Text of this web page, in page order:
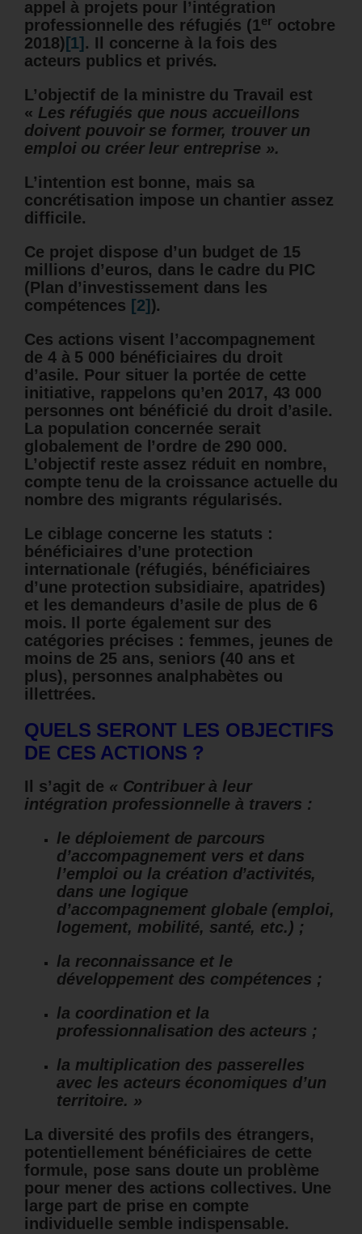
appel à projets pour l’intégration
professionnelle des réfugiés (1eroctobre
2018) [1] . Il concerne à la fois des
acteurs publics et privés.
L’objectif de la ministre du Travail est
« Les réfugiés que nous accueillons
doivent pouvoir se former, trouver un
emploi ou créer leur entreprise ».
L’intention est bonne, mais sa
concrétisation impose un chantier assez
difficile.
Ce projet dispose d’un budget de 15
millions d’euros, dans le cadre du PIC
(Plan d’investissement dans les
compétences [2]).
Ces actions visent l’accompagnement
de 4 à 5 000 bénéficiaires du droit
d’asile. Pour situer la portée de cette
initiative, rappelons qu’en 2017, 43 000
personnes ont bénéficié du droit d’asile.
La population concernée serait
globalement de l’ordre de 290 000.
L’objectif reste assez réduit en nombre,
compte tenu de la croissance actuelle du
nombre des migrants régularisés.
Le ciblage concerne les statuts :
bénéficiaires d’une protection
internationale (réfugiés, bénéficiaires
d’une protection subsidiaire, apatrides)
et les demandeurs d’asile de plus de 6
mois. Il porte également sur des
catégories précises : femmes, jeunes de
moins de 25 ans, seniors (40 ans et
plus), personnes analphabètes ou
illettrées.
QUELS SERONT LES OBJECTIFS
DE CES ACTIONS ?
Il s’agit de « Contribuer à leur
intégration professionnelle à travers :
le déploiement de parcours
d’accompagnement vers et dans
l’emploi ou la création d’activités,
dans une logique
d’accompagnement globale (emploi,
logement, mobilité, santé, etc.) ;
la reconnaissance et le
développement des compétences ;
la coordination et la
professionnalisation des acteurs ;
la multiplication des passerelles
avec les acteurs économiques d’un
territoire. »
La diversité des profils des étrangers,
potentiellement bénéficiaires de cette
formule, pose sans doute un problème
pour mener des actions collectives. Une
large part de prise en compte
individuelle semble indispensable.